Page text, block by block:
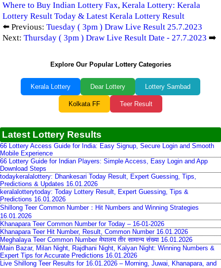
Where to Buy Indian Lottery Fax, Kerala Lottery: Kerala
Lottery Result Today & Latest Kerala Lottery Result
⬅️ Previous: Tuesday ( 3pm ) Draw Live Result 25.7.2023
Next: Thursday ( 3pm ) Draw Live Result Date - 27.7.2023 ➡️
Explore Our Popular Lottery Categories
Kerala Lottery Dear Lottery Lottery Sambad
Kolkata FF Teer Result
Latest Lottery Results
66 Lottery Access Guide for India: Easy Signup, Secure Login and Smooth
Mobile Experience
66 Lottery Guide for Indian Players: Simple Access, Easy Login and App
Download Steps
todaykeralalottery: Dhankesari Today Result, Expert Guessing, Tips,
Predictions & Updates 16.01.2026
keralalotterytoday: Today Lottery Result, Expert Guessing, Tips &
Predictions 16.01.2026
Shillong Teer Common Number：Hit Numbers and Winning Strategies
16.01.2026
Khanapara Teer Common Number for Today – 16-01-2026
Khanapara Teer Hit Number, Result, Common Number 16.01.2026
Meghalaya Teer Common Number मेघालय तीर सामान्य संख्या 16.01.2026
Main Bazar, Milan Night, Rajdhani Night, Kalyan Night: Winning Numbers &
Expert Tips for Accurate Predictions 16.01.2026
Live Shillong Teer Results for 16.01.2026 – Morning, Juwai, Khanapara, and